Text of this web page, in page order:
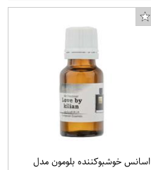
اسانس خوشبوکننده بلومون مدل